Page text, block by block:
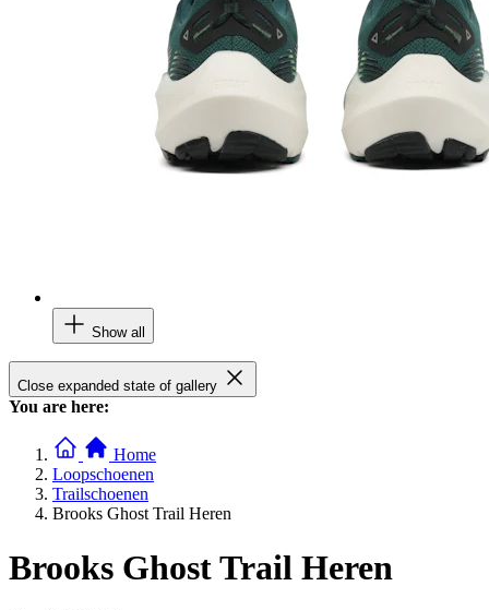
Show all
Close expanded state of gallery
You are here:
Home
Loopschoenen
Trailschoenen
Brooks Ghost Trail Heren
Brooks Ghost Trail Heren